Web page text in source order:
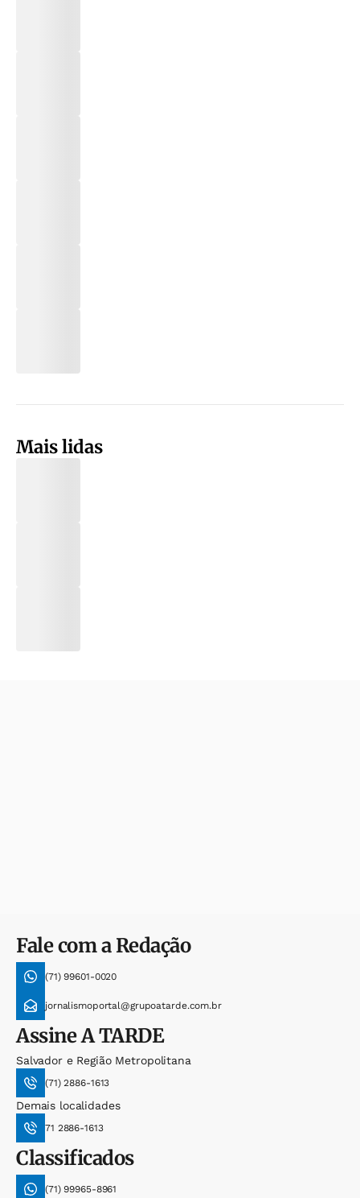
Mais lidas
Fale com a Redação
(71) 99601-0020
jornalismoportal@grupoatarde.com.br
AssineA TARDE
Salvador e Região Metropolitana
(71) 2886-1613
Demais localidades
71 2886-1613
Classificados
(71) 99965-8961